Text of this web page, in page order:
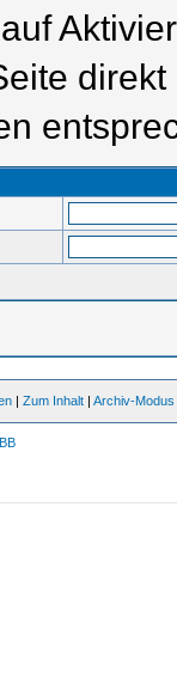
|Zum Inhalt |Archiv-Modus